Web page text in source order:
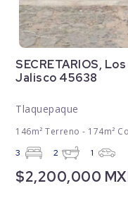
SECRETARIOS,
Jalisco 45638
Tlaquepaque
146m² Terreno - 174m²
3 2 1
$2,200,000